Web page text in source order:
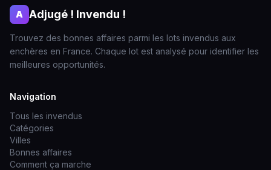
A Adjugé ! Invendu !
Trouvez des bonnes affaires parmi les lots invendus aux
enchères en France. Chaque lot est analysé pour identifier les
meilleures opportunités.
Navigation
Tous les invendus
Catégories
Villes
Bonnes affaires
Comment ça marche